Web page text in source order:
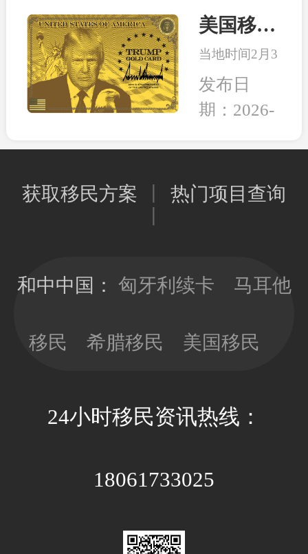
赢”的国际化
平台。
未来可能会面
论是为了孩子
的教育、家人
的养老，还是
出行的自由，
份的本质其实
工具。
美国移民最新消息：特朗普百万金卡项目被起诉！
当地时间2月3
日，美国多家
组织和团体正
式将一纸诉状
联邦法院，起
强推的“金
确定明晰之后
再行决定。和
观点是，在移
民政策存在变
看，以免因政
本和时间成
发布日
期：2026-
获取移民方案
热门项目查询
和中中国： 匈牙利续卡 马耳他
移民 希腊移民 美国移民
24小时移民资讯热线：
18061733025